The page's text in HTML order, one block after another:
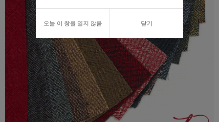
오늘 이 창을 열지 않음 닫기